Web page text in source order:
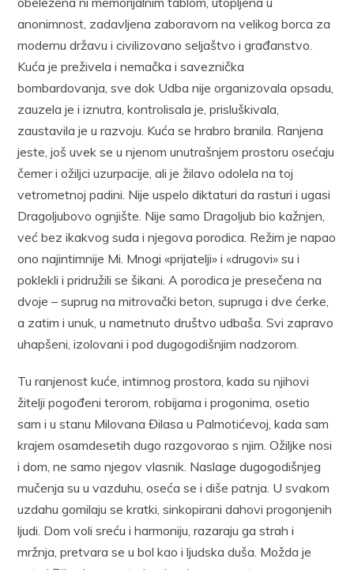
anonimnost, zadavljena zaboravom na velikog borca za
modernu državu i civilizovano seljaštvo i građanstvo.
Kuća je preživela i nemačka i saveznička
bombardovanja, sve dok Udba nije organizovala opsadu,
zauzela je i iznutra, kontrolisala je, prisluškivala,
zaustavila je u razvoju. Kuća se hrabro branila. Ranjena
jeste, još uvek se u njenom unutrašnjem prostoru osećaju
čemer i ožiljci uzurpacije, ali je žilavo odolela na toj
vetrometnoj padini. Nije uspelo diktaturi da rasturi i ugasi
Dragoljubovo ognjište. Nije samo Dragoljub bio kažnjen,
već bez ikakvog suda i njegova porodica. Režim je napao
ono najintimnije Mi. Mnogi «prijatelji» i «drugovi» su i
poklekli i pridružili se šikani. A porodica je presečena na
dvoje – suprug na mitrovački beton, supruga i dve ćerke,
a zatim i unuk, u nametnuto društvo udbaša. Svi zapravo
uhapšeni, izolovani i pod dugogodišnjim nadzorom.
Tu ranjenost kuće, intimnog prostora, kada su njihovi
žitelji pogođeni terorom, robijama i progonima, osetio
sam i u stanu Milovana Đilasa u Palmotićevoj, kada sam
krajem osamdesetih dugo razgovorao s njim. Ožiljke nosi
i dom, ne samo njegov vlasnik. Naslage dugogodišnjeg
mučenja su u vazduhu, oseća se i diše patnja. U svakom
uzdahu gomilaju se kratki, sinkopirani dahovi progonjenih
ljudi. Dom voli sreću i harmoniju, razaraju ga strah i
mržnja, pretvara se u bol kao i ljudska duša. Možda je